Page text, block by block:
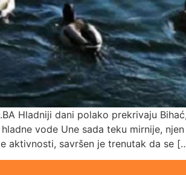
Hladniji dani polako prekrivaju
vode Une sada teku mirnije,
aktivnosti, savršen je trenutak da se